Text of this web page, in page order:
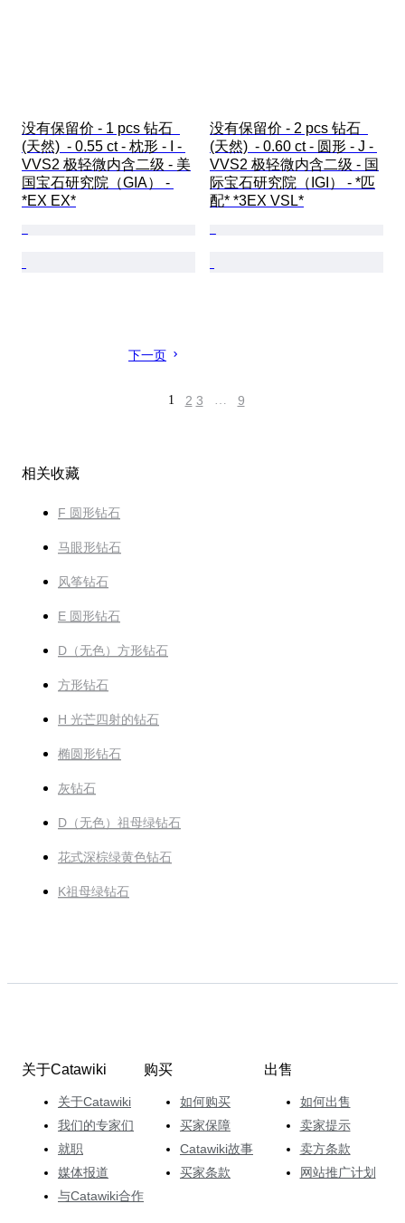
没有保留价 - 1 pcs 钻石
(天然)  - 0.55 ct - 枕形 - I -
VVS2 极轻微内含二级 - 美
国宝石研究院（GIA） -
*EX EX*
没有保留价 - 2 pcs 钻石
(天然)  - 0.60 ct - 圆形 - J -
VVS2 极轻微内含二级 - 国
际宝石研究院（IGI） - *匹
配* *3EX VSL*
下一页
1 2 3 … 9
相关收藏
F 圆形钻石
马眼形钻石
风筝钻石
E 圆形钻石
D（无色）方形钻石
方形钻石
H 光芒四射的钻石
椭圆形钻石
灰钻石
D（无色）祖母绿钻石
花式深棕绿黄色钻石
K祖母绿钻石
关于Catawiki
关于Catawiki
我们的专家们
就职
媒体报道
与Catawiki合作
购买
如何购买
买家保障
Catawiki故事
买家条款
出售
如何出售
卖家提示
卖方条款
网站推广计划